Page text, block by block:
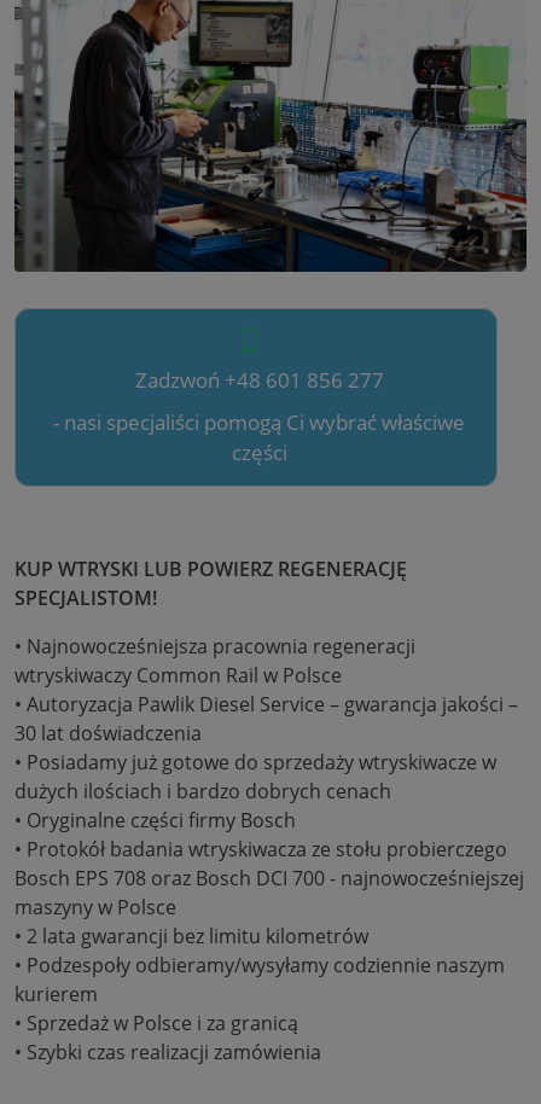
Zadzwoń +48 601 856 277
- nasi specjaliści pomogą Ci wybrać właściwe
części
KUP WTRYSKI LUB POWIERZ REGENERACJĘ
SPECJALISTOM!
• Najnowocześniejsza pracownia regeneracji
wtryskiwaczy Common Rail w Polsce
• Autoryzacja Pawlik Diesel Service – gwarancja jakości –
30 lat doświadczenia
• Posiadamy już gotowe do sprzedaży wtryskiwacze w
dużych ilościach i bardzo dobrych cenach
• Oryginalne części firmy Bosch
• Protokół badania wtryskiwacza ze stołu probierczego
Bosch EPS 708 oraz Bosch DCI 700 - najnowocześniejszej
maszyny w Polsce
• 2 lata gwarancji bez limitu kilometrów
• Podzespoły odbieramy/wysyłamy codziennie naszym
kurierem
• Sprzedaż w Polsce i za granicą
• Szybki czas realizacji zamówienia